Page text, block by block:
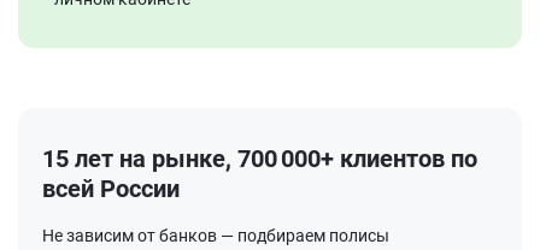
15 лет на рынке, 700 000+ клиентов по
всей России
Не зависим от банков — подбираем полисы